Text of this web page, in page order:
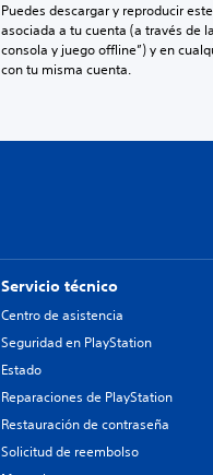
Puedes descargar y reproducir
asociada a tu cuenta (a través de
consola y juego offline”) y en
con tu misma cuenta.
Servicio técnico
Centro de asistencia
Seguridad en PlayStation
Estado
Reparaciones de PlayStation
Restauración de contraseña
Solicitud de reembolso